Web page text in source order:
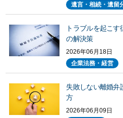
遺言・相続・遺留
トラブルを起こ
の解決策
2026年06月18日
企業法務・経営
失敗しない離婚弁
方
2026年06月09日